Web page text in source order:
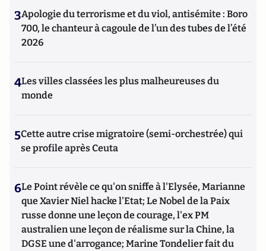
3Apologie du terrorisme et du viol, antisémite : Boro
700, le chanteur à cagoule de l’un des tubes de l’été
2026
4Les villes classées les plus malheureuses du
monde
5Cette autre crise migratoire (semi-orchestrée) qui
se profile après Ceuta
6Le Point révèle ce qu'on sniffe à l'Elysée, Marianne
que Xavier Niel hacke l'Etat; Le Nobel de la Paix
russe donne une leçon de courage, l'ex PM
australien une leçon de réalisme sur la Chine, la
DGSE une d'arrogance; Marine Tondelier fait du